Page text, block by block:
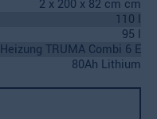
2 x 200 x 82 cm cm
110 l
95 l
Heizung TRUMA Combi 6 E
80Ah Lithium